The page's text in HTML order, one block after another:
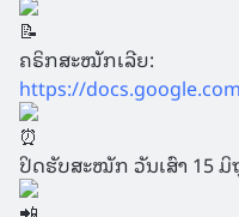
ຄຣິກສະໝັກເລີຍ:
https://
ປິດຮັບສະໝັກ ວັນເສົາ 15 ມິ